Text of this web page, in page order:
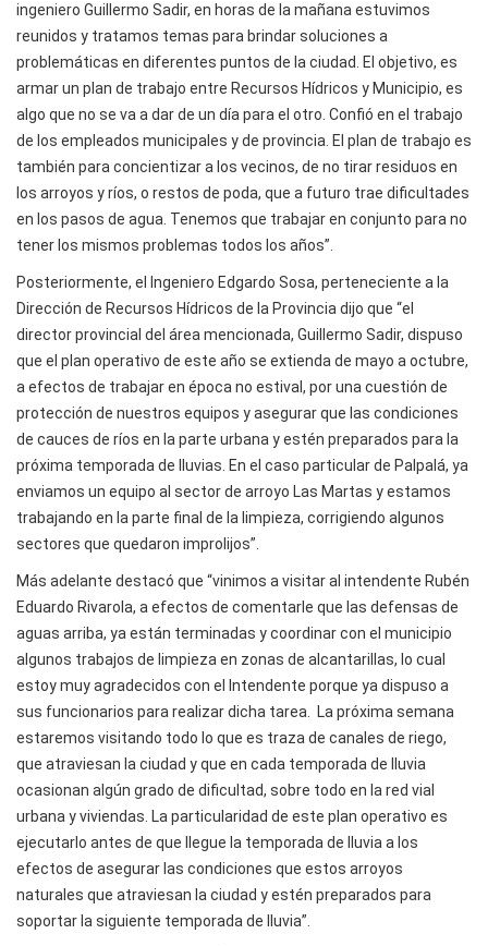
ingeniero Guillermo Sadir, en horas de la mañana estuvimos
reunidos y tratamos temas para brindar soluciones a
problemáticas en diferentes puntos de la ciudad. El objetivo, es
armar un plan de trabajo entre Recursos Hídricos y Municipio, es
algo que no se va a dar de un día para el otro. Confió en el trabajo
de los empleados municipales y de provincia. El plan de trabajo es
también para concientizar a los vecinos, de no tirar residuos en
los arroyos y ríos, o restos de poda, que a futuro trae dificultades
en los pasos de agua. Tenemos que trabajar en conjunto para no
tener los mismos problemas todos los años”.
Posteriormente, el Ingeniero Edgardo Sosa, perteneciente a la
Dirección de Recursos Hídricos de la Provincia dijo que “el
director provincial del área mencionada, Guillermo Sadir, dispuso
que el plan operativo de este año se extienda de mayo a octubre,
a efectos de trabajar en época no estival, por una cuestión de
protección de nuestros equipos y asegurar que las condiciones
de cauces de ríos en la parte urbana y estén preparados para la
próxima temporada de lluvias. En el caso particular de Palpalá, ya
enviamos un equipo al sector de arroyo Las Martas y estamos
trabajando en la parte final de la limpieza, corrigiendo algunos
sectores que quedaron improlijos”.
Más adelante destacó que “vinimos a visitar al intendente Rubén
Eduardo Rivarola, a efectos de comentarle que las defensas de
aguas arriba, ya están terminadas y coordinar con el municipio
algunos trabajos de limpieza en zonas de alcantarillas, lo cual
estoy muy agradecidos con el Intendente porque ya dispuso a
sus funcionarios para realizar dicha tarea. La próxima semana
estaremos visitando todo lo que es traza de canales de riego,
que atraviesan la ciudad y que en cada temporada de lluvia
ocasionan algún grado de dificultad, sobre todo en la red vial
urbana y viviendas. La particularidad de este plan operativo es
ejecutarlo antes de que llegue la temporada de lluvia a los
efectos de asegurar las condiciones que estos arroyos
naturales que atraviesan la ciudad y estén preparados para
soportar la siguiente temporada de lluvia”.